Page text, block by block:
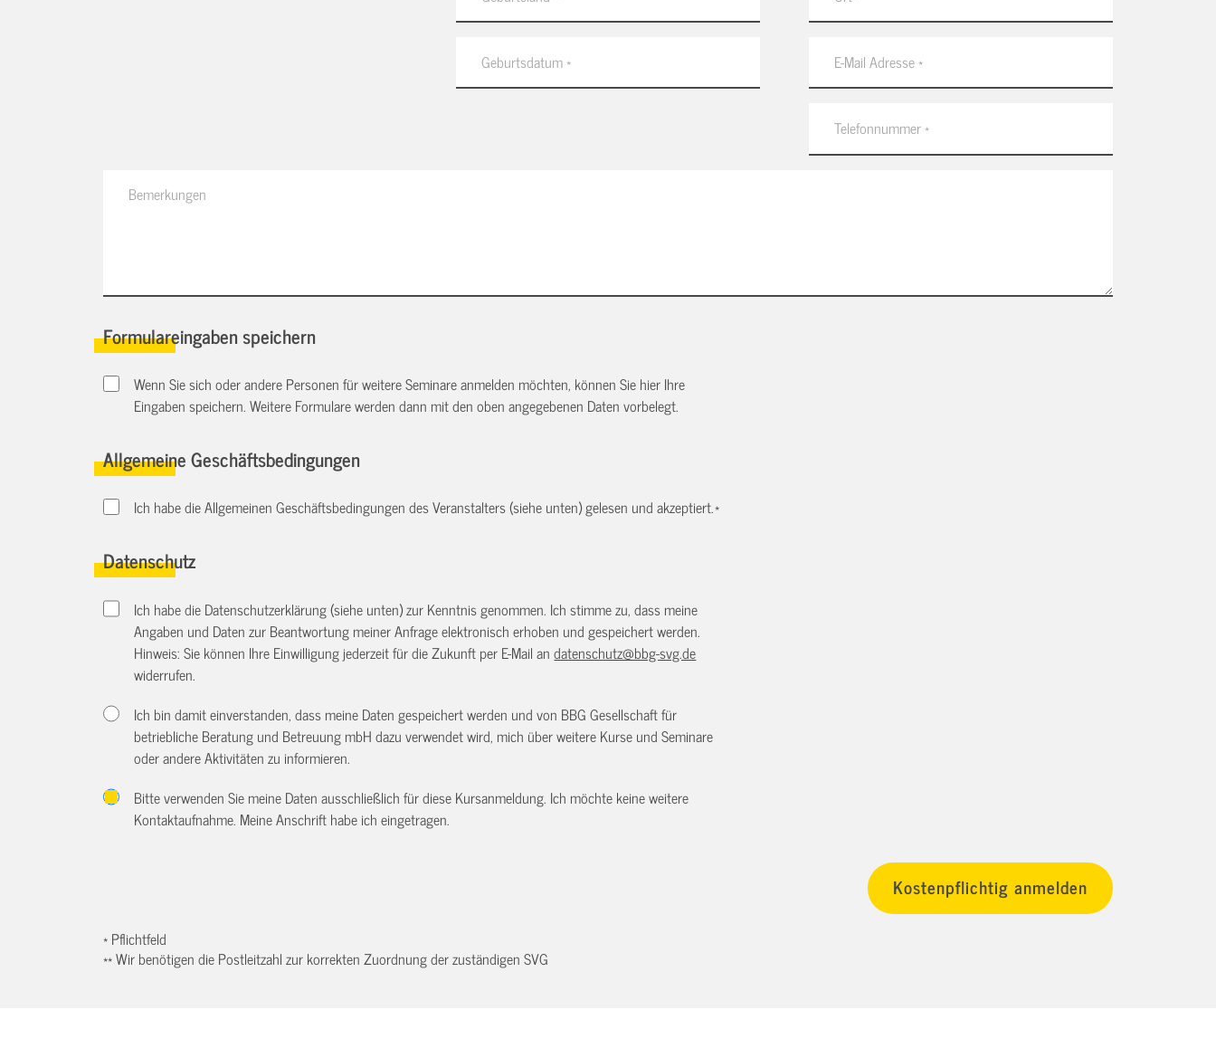
Formulareingaben speichern
Wenn Sie sich oder andere Personen für weitere Seminare anmelden möchten, können Sie hier Ihre
Eingaben speichern. Weitere Formulare werden dann mit den oben angegebenen Daten vorbelegt.
Allgemeine Geschäftsbedingungen
Ich habe die Allgemeinen Geschäftsbedingungen des Veranstalters (siehe unten) gelesen und akzeptiert.*
Datenschutz
Ich habe die Datenschutzerklärung (siehe unten) zur Kenntnis genommen. Ich stimme zu, dass meine
Angaben und Daten zur Beantwortung meiner Anfrage elektronisch erhoben und gespeichert werden.
Hinweis: Sie können Ihre Einwilligung jederzeit für die Zukunft per E-Mail andatenschutz@bbg-svg.de
widerrufen.
Ich bin damit einverstanden, dass meine Daten gespeichert werden und von BBG Gesellschaft für
betriebliche Beratung und Betreuung mbH dazu verwendet wird, mich über weitere Kurse und Seminare
oder andere Aktivitäten zu informieren.
Bitte verwenden Sie meine Daten ausschließlich für diese Kursanmeldung. Ich möchte keine weitere
Kontaktaufnahme. Meine Anschrift habe ich eingetragen.
* Pflichtfeld
** Wir benötigen die Postleitzahl zur korrekten Zuordnung der zuständigen SVG